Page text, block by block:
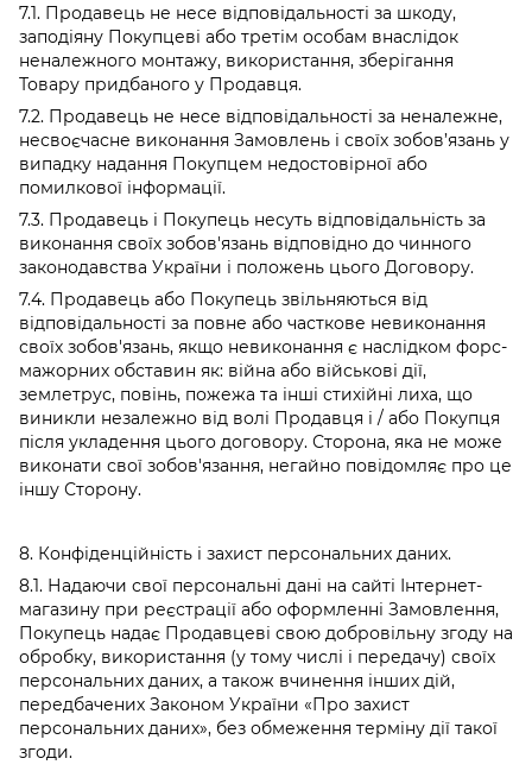
7.1. Продавець не несе відповідальності за шкоду,
заподіяну Покупцеві або третім особам внаслідок
неналежного монтажу, використання, зберігання
Товару придбаного у Продавця.
7.2. Продавець не несе відповідальності за неналежне,
несвоєчасне виконання Замовлень і своїх зобов’язань у
випадку надання Покупцем недостовірної або
помилкової інформації.
7.3. Продавець і Покупець несуть відповідальність за
виконання своїх зобов'язань відповідно до чинного
законодавства України і положень цього Договору.
7.4. Продавець або Покупець звільняються від
відповідальності за повне або часткове невиконання
своїх зобов'язань, якщо невиконання є наслідком форс-
мажорних обставин як: війна або військові дії,
землетрус, повінь, пожежа та інші стихійні лиха, що
виникли незалежно від волі Продавця і / або Покупця
після укладення цього договору. Сторона, яка не може
виконати свої зобов'язання, негайно повідомляє про це
іншу Сторону.
8. Конфіденційність і захист персональних даних.
8.1. Надаючи свої персональні дані на сайті Інтернет-
магазину при реєстрації або оформленні Замовлення,
Покупець надає Продавцеві свою добровільну згоду на
обробку, використання (у тому числі і передачу) своїх
персональних даних, а також вчинення інших дій,
передбачених Законом України «Про захист
персональних даних», без обмеження терміну дії такої
згоди.